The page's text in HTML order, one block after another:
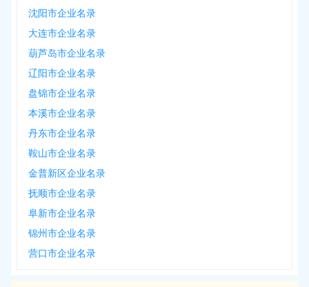
沈阳市企业名录
大连市企业名录
葫芦岛市企业名录
辽阳市企业名录
盘锦市企业名录
本溪市企业名录
丹东市企业名录
鞍山市企业名录
金普新区企业名录
抚顺市企业名录
阜新市企业名录
锦州市企业名录
营口市企业名录